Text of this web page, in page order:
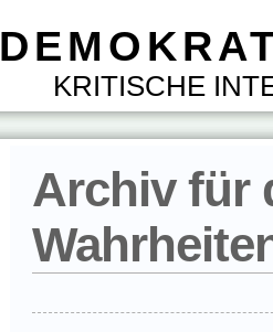
KRITISCHE
Archiv für